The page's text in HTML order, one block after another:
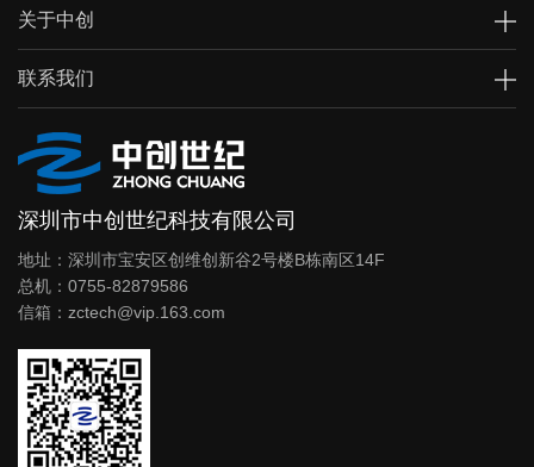
关于中创
联系我们
深圳市中创世纪科技有限公司
地址：深圳市宝安区创维创新谷2号楼B栋南区14F
总机：0755-82879586
信箱：zctech@vip.163.com